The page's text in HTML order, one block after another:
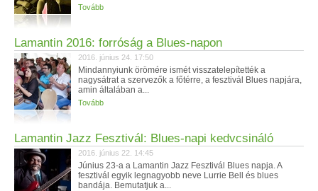
Tovább
Lamantin 2016: forróság a Blues-napon
2016. június 24. 17:50
Mindannyiunk örömére ismét visszatelepítették a
nagysátrat a szervezők a főtérre, a fesztivál Blues napjára,
amin általában a...
Tovább
Lamantin Jazz Fesztivál: Blues-napi kedvcsináló
2016. június 22. 14:45
Június 23-a a Lamantin Jazz Fesztivál Blues napja. A
fesztivál egyik legnagyobb neve Lurrie Bell és blues
bandája. Bemutatjuk a...